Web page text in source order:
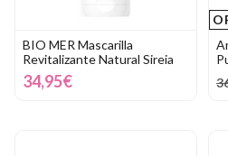
BIO MER Mascarilla
Revitalizante Natural Sireia
34,95€